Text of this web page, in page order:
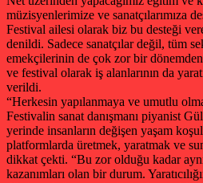
müzisyenlerimize ve sanatçılarımıza
Festival ailesi olarak biz bu desteği
denildi. Sadece sanatçılar değil, tüm
emekçilerinin de çok zor bir
ve festival olarak iş alanlarının da
verildi.
“Herkesin yapılanmaya ve umutlu
Festivalin sanat danışmanı piyanist
yerinde insanların değişen yaşam
platformlarda üretmek, yaratmak ve
dikkat çekti. “Bu zor olduğu kadar
kazanımları olan bir durum.